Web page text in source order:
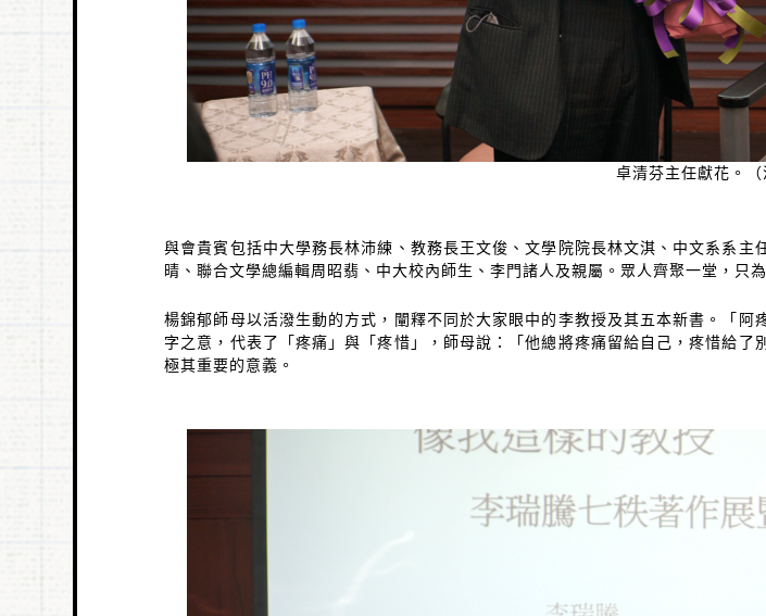
卓清芬主任獻花。（
與會貴賓包括中大學務長林沛練、教務長王文俊、文學院院長林文淇、中文系系
晴、聯合文學總編輯周昭翡、中大校內師生、李門諸人及親屬。眾人齊聚一堂，只
楊錦郁師母以活潑生動的方式，闡釋不同於大家眼中的李教授及其五本新書。「
字之意，代表了「疼痛」與「疼惜」，師母說：「他總將疼痛留給自己，疼惜給
極其重要的意義。